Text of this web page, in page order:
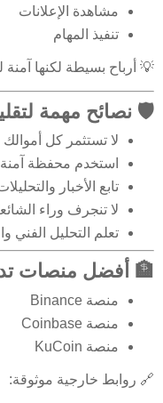
مشاهدة الإعلانات
تنفيذ المهام
💡 أرباح بسيطة لكنها آمنة
🛡️ نصائح مهمة
لا تستثمر كل أموالك
استخدم محفظة آمنة
تابع الأخبار
لا تنجرف وراء
تعلم التحليل الفني
🏦 أفضل منصات
منصة Binance
منصة Coinbase
منصة KuCoin
🔗 روابط خارجية موثوقة: